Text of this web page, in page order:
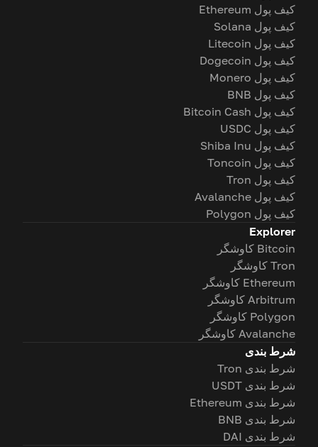
کیف پول Ethereum
کیف پول Solana
کیف پول Litecoin
کیف پول Dogecoin
کیف پول Monero
کیف پول BNB
کیف پول Bitcoin Cash
کیف پول USDC
کیف پول Shiba Inu
کیف پول Toncoin
کیف پول Tron
کیف پول Avalanche
کیف پول Polygon
Explorer
Bitcoin کاوشگر
Tron کاوشگر
Ethereum کاوشگر
Arbitrum کاوشگر
Polygon کاوشگر
Avalanche کاوشگر
شرط بندی
شرط بندی Tron
شرط بندی USDT
شرط بندی Ethereum
شرط بندی BNB
شرط بندی DAI